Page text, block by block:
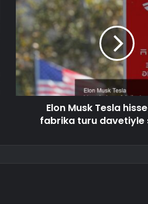
Elon Musk Tesla
fabrika turu davetiyle